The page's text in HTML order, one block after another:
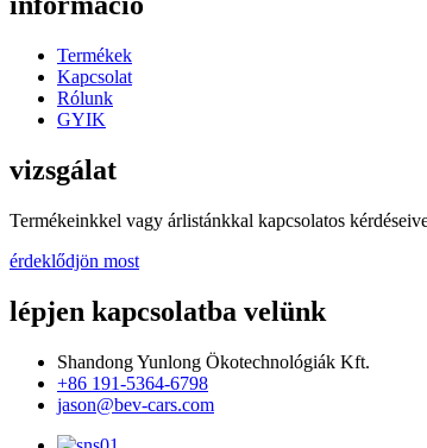
Termékek
Kapcsolat
Rólunk
GYIK
vizsgálat
Termékeinkkel vagy árlistánkkal kapcsolatos
érdeklődjön most
lépjen kapcsolatba velünk
Shandong Yunlong Ökotechnológiák Kft.
+86 191-5364-6798
jason@bev-cars.com